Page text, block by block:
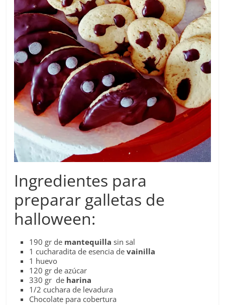
Ingredientes para
preparar galletas de
halloween:
190 gr de mantequilla sin sal
1 cucharadita de esencia devainilla
1 huevo
120 gr de azúcar
330 gr de harina
1/2 cuchara de levadura
Chocolate para cobertura